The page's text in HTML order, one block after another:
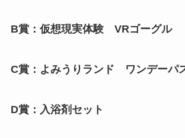
B賞：仮想現実体験 VRゴーグル
C賞：よみうりランド ワンデーパ
D賞：入浴剤セット